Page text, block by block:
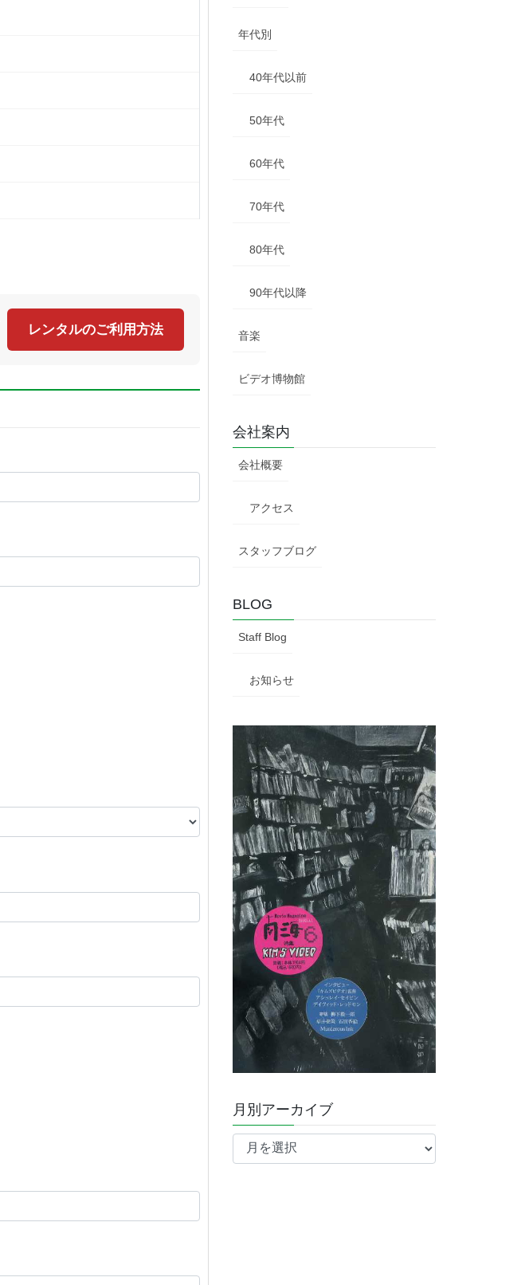
レンタルのご利用方法
年代別
40年代以前
50年代
60年代
70年代
80年代
90年代以降
音楽
ビデオ博物館
会社案内
会社概要
アクセス
スタッフブログ
BLOG
Staff Blog
お知らせ
月別アーカイブ
月